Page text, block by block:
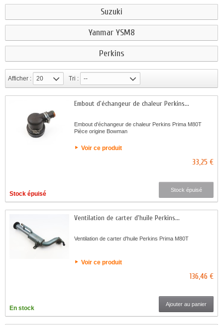
Suzuki
Yanmar YSM8
Perkins
Afficher : 20 Tri : --
Embout d'échangeur de chaleur Perkins...
Embout d'échangeur de chaleur Perkins Prima M80T
Pièce origine Bowman
Voir ce produit
33,25 €
Stock épuisé
Stock épuisé
Ventilation de carter d'huile Perkins...
Ventilation de carter d'huile Perkins Prima M80T
Voir ce produit
136,46 €
En stock
Ajouter au panier